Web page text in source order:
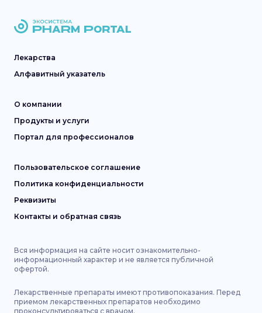
Лекарства
Алфавитный указатель
О компании
Продукты и услуги
Портал для профессионалов
Пользовательское соглашение
Политика конфиденциальности
Реквизиты
Контакты и обратная связь
Вся информация на сайте носит ознакомительно-
информационный характер и не является публичной
офертой.
Лекарственные препараты имеют противопоказания. Перед
приемом лекарственных препаратов необходимо
проконсультироваться с врачом.